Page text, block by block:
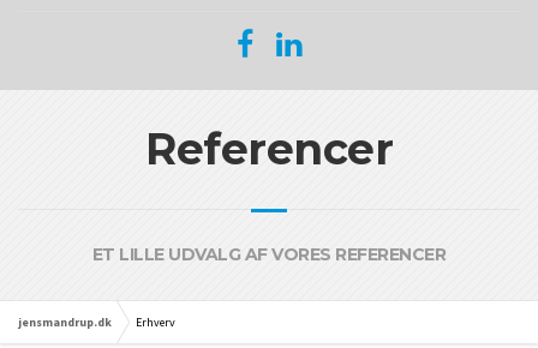
Referencer
ET LILLE UDVALG AF VORES REFERENCER
jensmandrup.dk Erhverv